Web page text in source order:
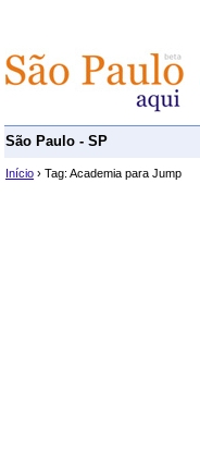
São Paulo - SP
Início › Tag: Academia para Jump